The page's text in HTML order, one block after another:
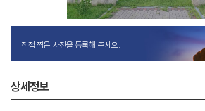
직접 찍은 사진을 등록해 주세요.
상세정보